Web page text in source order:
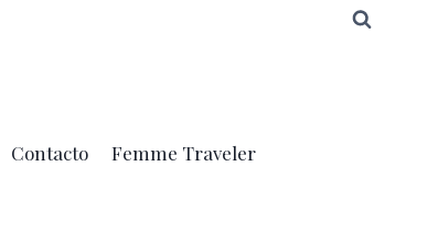
Contacto Femme Traveler